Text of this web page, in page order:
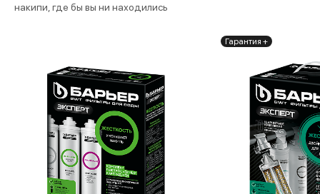
накипи, где бы вы ни находились
Гарантия +